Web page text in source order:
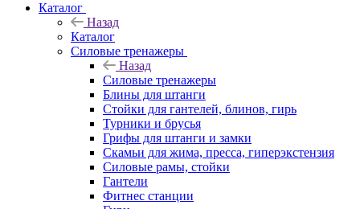
Каталог
Назад
Каталог
Силовые тренажеры
Назад
Силовые тренажеры
Блины для штанги
Стойки для гантелей, блинов, гирь
Турники и брусья
Грифы для штанги и замки
Скамьи для жима, пресса, гиперэкстензия
Силовые рамы, стойки
Гантели
Фитнес станции